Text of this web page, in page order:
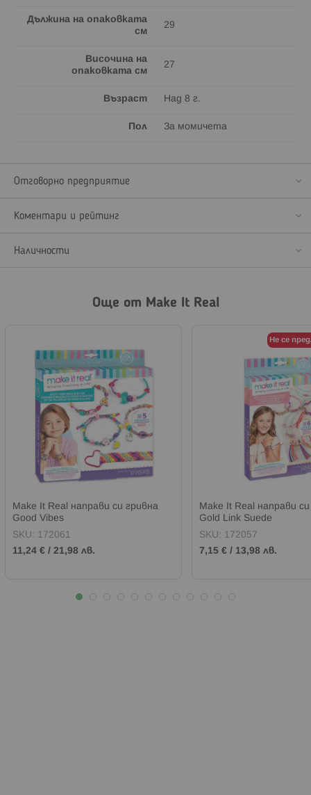
Дължина на опаковката
см
29
Височина на
опаковката см
27
Възраст Над 8 г.
Пол За момичета
Отговорно предприятие
Коментари и рейтинг
Наличности
Още от Make It Real
Make It Real направи си гривна
Good Vibes
SKU: 172061
11,24 € / 21,98 лв.
Не се
Make It Real направи
Gold Link Suede
SKU: 172057
7,15 € / 13,98 лв.